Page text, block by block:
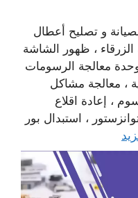
و تصليح أعطال
، ظهور الشاشة
معالجة الرسومات
، معالجة مشاكل
، إعادة اقلاع
، استبدال بور